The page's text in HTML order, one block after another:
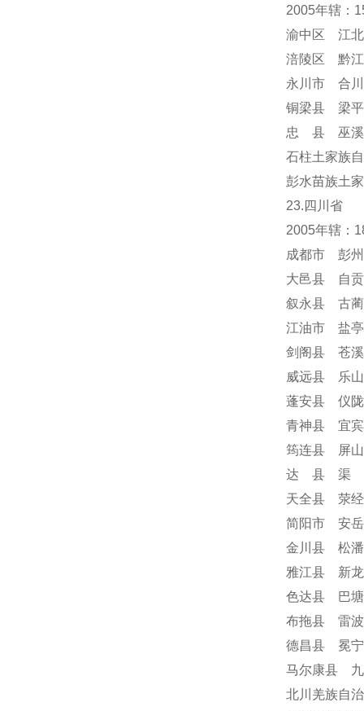
2005年辖
渝中区 江
涪陵区 黔
永川市 合
铜梁县 梁
忠 县 巫溪
石柱土家族
彭水苗族土
23.四川省
2005年辖：
成都市 彭
大邑县 自
叙永县 古
江油市 盐
剑阁县 苍
威远县 乐
蓬安县 仪
青神县 宜
筠连县 屏
达 县 渠
天全县 荥
简阳市 安
金川县 松
雅江县 新
色达县 巴
布拖县 雷
德昌县 冕
马尔康县
北川羌族自